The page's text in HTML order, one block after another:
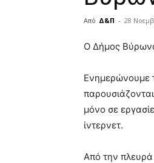
Από Δ&Π - 28
blonde
lesbians
hot
cam
show. desi
brandi
teaches
Ο Δήμος
Ενημερώνουμε
μόνο σε
ίντερνετ.
Από την